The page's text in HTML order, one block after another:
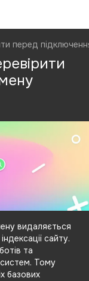
перед
видаляється
сайту.
та
систем. Тому
базових